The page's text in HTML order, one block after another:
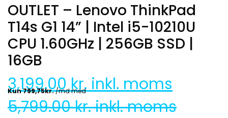
OUTLET – Lenovo ThinkPad
T14s G1 14” | Intel i5-10210U
CPU 1.60GHz | 256GB SSD |
16GB
3,199.00kr. inkl. moms
5,799.00kr. inkl. moms